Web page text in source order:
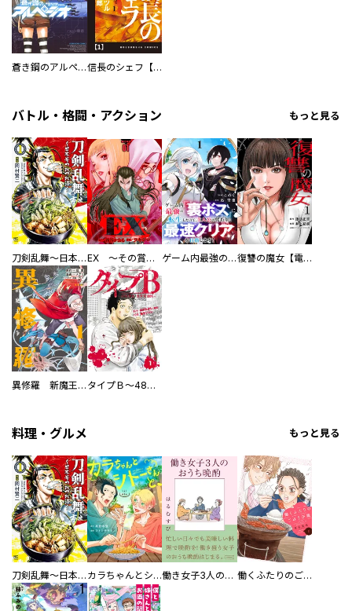
蒼き鋼のアルペジオ 信長のシェフ【単話版】
バトル・格闘・アクション もっと見る
刀剣乱舞～日本号つれづれ酒～ EX ～その賞金稼ぎは、世界の出口を探す～【単行本版】 ゲーム内最強の『裏ボス』に転生したので、主人公の代わりに最速クリアを目指します！【電子単行本版】 復讐の魔女【電子単行本版】
異修羅 新魔王戦争 タイプＢ～48時間後、致死率100％～【単話】
料理・グルメ もっと見る
刀剣乱舞～日本号つれづれ酒～ カラちゃんとシトーさんと、 【分冊版】 働き女子3人のおうち晩酌 働くふたりのごほうび飯